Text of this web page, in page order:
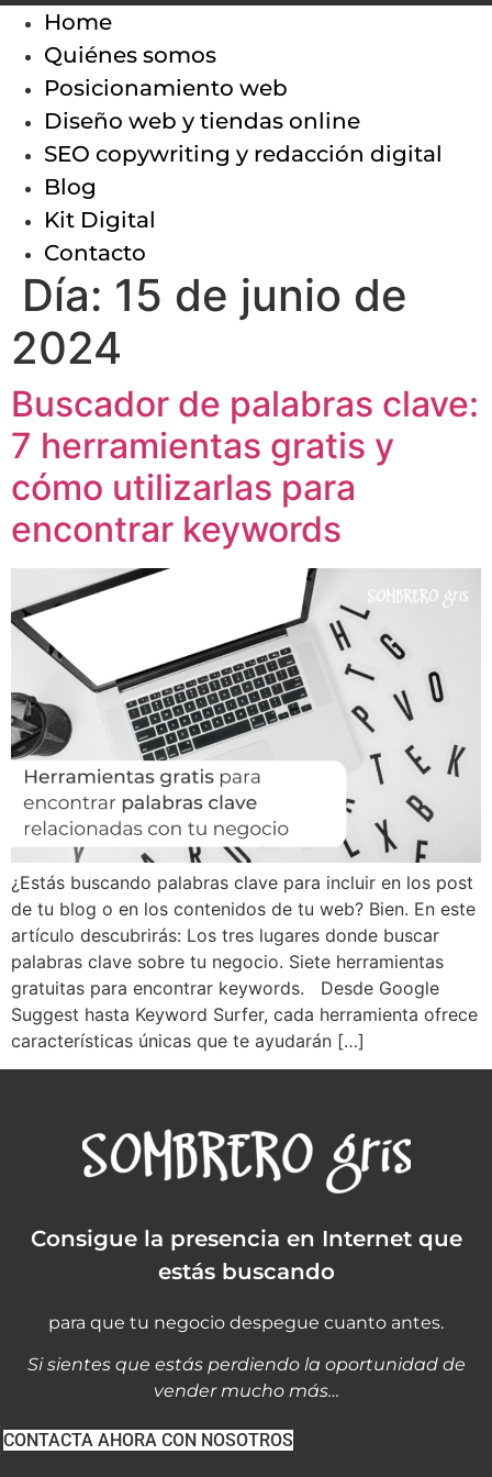
Home
Quiénes somos
Posicionamiento web
Diseño web y tiendas online
SEO copywriting y redacción digital
Blog
Kit Digital
Contacto
Día: 15 de junio de
2024
Buscador de palabras clave:
7 herramientas gratis y
cómo utilizarlas para
encontrar keywords
¿Estás buscando palabras clave para incluir en los post
de tu blog o en los contenidos de tu web? Bien. En este
artículo descubrirás: Los tres lugares donde buscar
palabras clave sobre tu negocio. Siete herramientas
gratuitas para encontrar keywords. Desde Google
Suggest hasta Keyword Surfer, cada herramienta ofrece
características únicas que te ayudarán […]
Consigue la presencia en Internet que
estás buscando
para que tu negocio despegue cuanto antes.
Si sientes que estás perdiendo la oportunidad de
vender mucho más…
CONTACTA AHORA CON NOSOTROS